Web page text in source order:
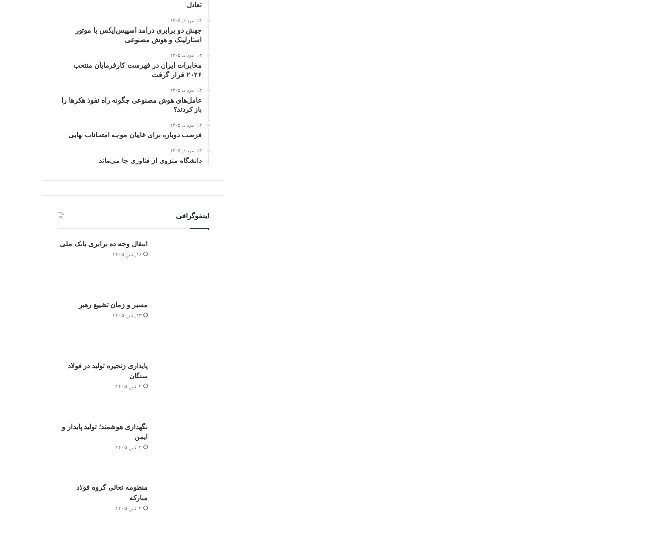
تعادل
۱۴, مرداد, ۱۴۰۵
جهش دو برابری درآمد اسپیس‌ایکس با موتور
استارلینک و هوش مصنوعی
۱۴, مرداد, ۱۴۰۵
مخابرات ایران در فهرست کارفرمایان منتخب
۲۰۲۶ قرار گرفت
۱۴, مرداد, ۱۴۰۵
عامل‌های هوش مصنوعی چگونه راه نفوذ هکرها را
باز کردند؟
۱۴, مرداد, ۱۴۰۵
فرصت دوباره برای غایبان موجه امتحانات نهایی
۱۴, مرداد, ۱۴۰۵
دانشگاه منزوی از فناوری جا می‌ماند
اینفوگرافی
انتقال وجه ده برابری بانک ملی
۱۶, تیر, ۱۴۰۵
مسیر و زمان تشییع رهبر
۱۳, تیر, ۱۴۰۵
پایداری زنجیره تولید در فولاد
سنگان
۲, تیر, ۱۴۰۵
نگهداری هوشمند؛ تولید پایدار و
ایمن
۲, تیر, ۱۴۰۵
منظومه تعالی گروه فولاد
مبارکه
۲, تیر, ۱۴۰۵